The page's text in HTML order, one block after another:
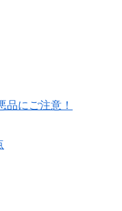
にご注意！